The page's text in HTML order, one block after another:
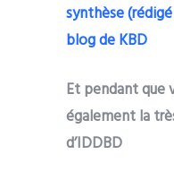
synthèse
blog de KBD
Et pendant que
également la
d’IDDBD